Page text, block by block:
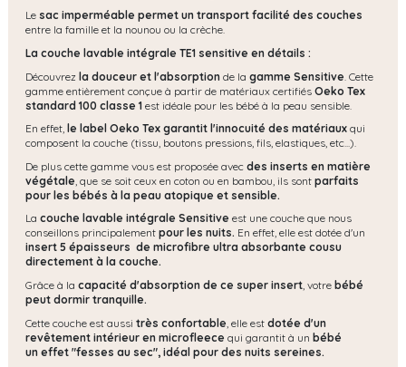
Le sac imperméable permet un transport facilité des couches
entre la famille et la nounou ou la crèche.
La couche lavable intégrale TE1 sensitive en détails :
Découvrez la douceur et l'absorption de la gamme Sensitive . Cette
gamme entièrement conçue à partir de matériaux certifiés Oeko Tex
standard 100 classe 1 est idéale pour les bébé à la peau sensible.
En effet, le label Oeko Tex garantit l'innocuité des matériaux qui
composent la couche (tissu, boutons pressions, fils, elastiques, etc...).
De plus cette gamme vous est proposée avec des inserts en matière
végétale , que se soit ceux en coton ou en bambou, ils sont parfaits
pour les bébés à la peau atopique et sensible.
La couche lavable intégrale Sensitive est une couche que nous
conseillons principalement pour les nuits. En effet, elle est dotée d'un
insert 5 épaisseurs de microfibre ultra absorbante cousu
directement à la couche.
Grâce à la capacité d'absorption de ce super insert , votre bébé
peut dormir tranquille.
Cette couche est aussi très confortable , elle est dotée d'un
revêtement intérieur en microfleece qui garantit à un bébé
un effet "fesses au sec", idéal pour des nuits sereines.